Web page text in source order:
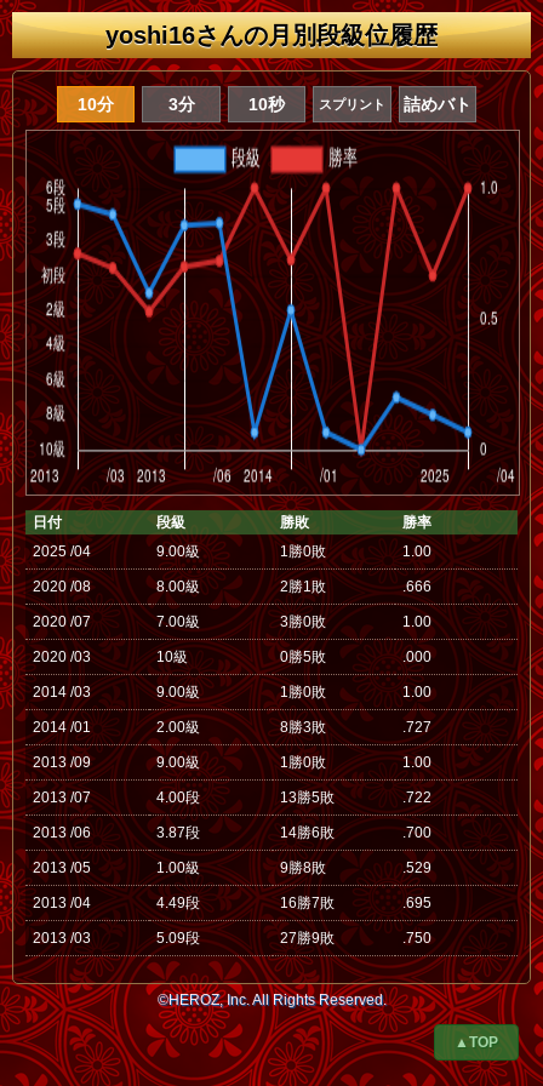
yoshi16さんの月別段級位履歴
10分 3分 10秒 スプリント 詰めバト
日付 段級 勝敗
勝率
2025 /04
9.00級 1勝0敗 1.00
2020 /08 8.00級 2勝1敗 .666
2020 /07 7.00級 3勝0敗 1.00
2020 /03 10級 0勝5敗 .000
2014 /03 9.00級 1勝0敗 1.00
2014 /01 2.00級 8勝3敗 .727
2013 /09 9.00級 1勝0敗 1.00
2013 /07 4.00段 13勝5敗 .722
2013 /06 3.87段 14勝6敗 .700
2013 /05 1.00級 9勝8敗 .529
2013 /04 4.49段 16勝7敗 .695
2013 /03 5.09段 27勝9敗 .750
©HEROZ, Inc. All Rights Reserved.
▲TOP